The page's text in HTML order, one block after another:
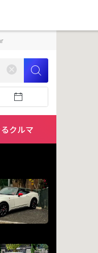
クルマ